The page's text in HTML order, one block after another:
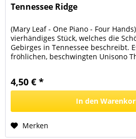
Tennessee Ridge
(Mary Leaf - One Piano - Four
vierhändiges Stück, welches die
Gebirges in Tennessee beschreibt.
fröhlichen, beschwingten Unisono
4,50 € *
In den
Merken